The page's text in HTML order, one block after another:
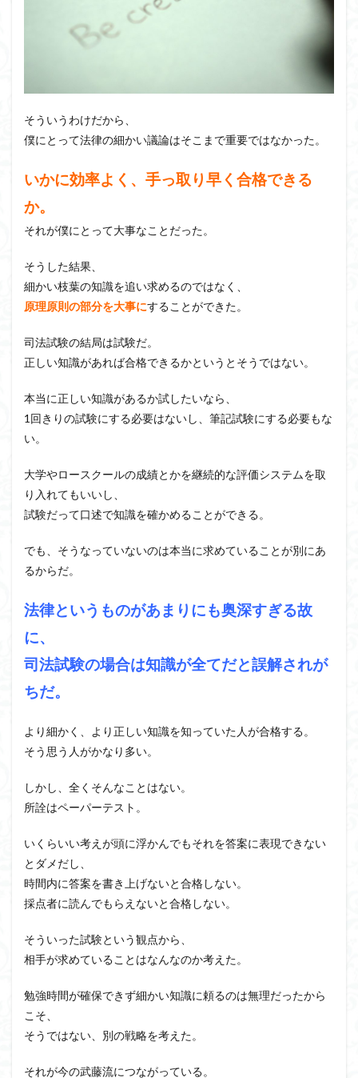
そういうわけだから、
僕にとって法律の細かい議論はそこまで重要ではなかった。
いかに効率よく、手っ取り早く合格できる
か。
それが僕にとって大事なことだった。
そうした結果、
細かい枝葉の知識を追い求めるのではなく、
原理原則の部分を大事にすることができた。
司法試験の結局は試験だ。
正しい知識があれば合格できるかというとそうではない。
本当に正しい知識があるか試したいなら、
1回きりの試験にする必要はないし、筆記試験にする必要もな
い。
大学やロースクールの成績とかを継続的な評価システムを取
り入れてもいいし、
試験だって口述で知識を確かめることができる。
でも、そうなっていないのは本当に求めていることが別にあ
るからだ。
法律というものがあまりにも奥深すぎる故
に、
司法試験の場合は知識が全てだと誤解されが
ちだ。
より細かく、より正しい知識を知っていた人が合格する。
そう思う人がかなり多い。
しかし、全くそんなことはない。
所詮はペーパーテスト。
いくらいい考えが頭に浮かんでもそれを答案に表現できない
とダメだし、
時間内に答案を書き上げないと合格しない。
採点者に読んでもらえないと合格しない。
そういった試験という観点から、
相手が求めていることはなんなのか考えた。
勉強時間が確保できず細かい知識に頼るのは無理だったから
こそ、
そうではない、別の戦略を考えた。
それが今の武藤流につながっている。